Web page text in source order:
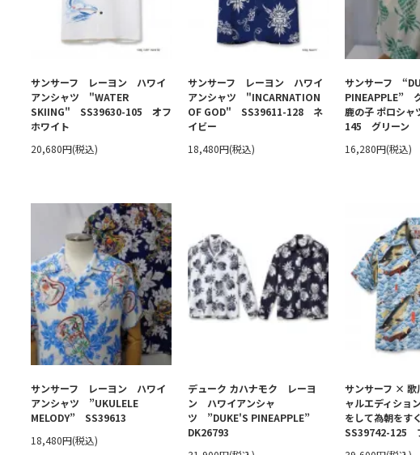
サンサーフ レーヨン ハワイ
アンシャツ "WATER
SKIING" SS39630-105 オフ
ホワイト
20,680円(税込)
サンサーフ レーヨン ハワイ
アンシャツ "INCARNATION
OF GOD" SS39611-128 ネ
イビー
18,480円(税込)
サンサーフ
PINEAPPLE”
鹿の子 ポロシ
145 グリーン
16,280円(税込)
サンサーフ レーヨン ハワイ
アンシャツ ”UKULELE
MELODY” SS39613
18,480円(税込)
デューク カハナモク レーヨ
ン ハワイアンシャ
ツ ”DUKE'S PINEAPPLE”
DK26793
サンサーフ ×
ャルエディショ
をして為朝をす
SS39742-125